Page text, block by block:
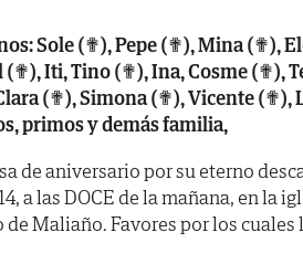
Sole (✟), Pepe (✟), Mina (✟),
Iti, Tino (✟), Ina, Cosme (✟),
(✟), Simona (✟), Vicente (✟),
primos y demás familia,
de aniversario por su eterno
a las DOCE de la mañana, en la
Maliaño. Favores por los cuales